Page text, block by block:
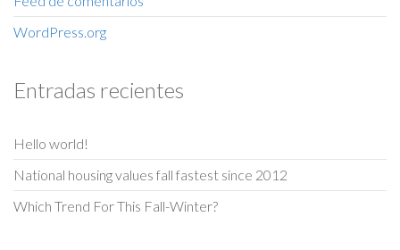
WordPress.org
Entradas recientes
Hello world!
National housing values fall fastest since 2012
Which Trend For This Fall-Winter?